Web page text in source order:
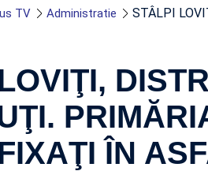
TV Administratie STÂLPI
ÎN